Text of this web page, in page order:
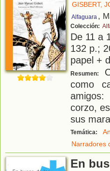
GISBERT,
Alfaguara ,
Colección:
De 11 a
132 p.;
papel +
Resumen:
como
corzo,
sus
Temática:
Narradores
En